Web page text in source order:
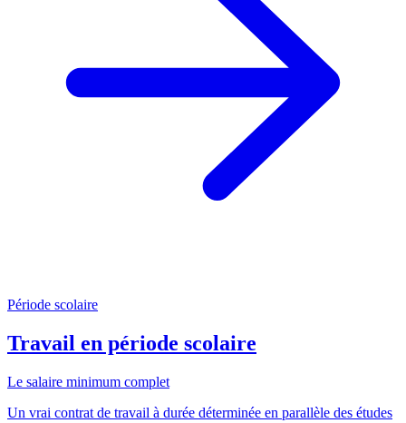
Période scolaire
Travail en période scolaire
Le salaire minimum complet
Un vrai contrat de travail à durée déterminée en parallèle des études